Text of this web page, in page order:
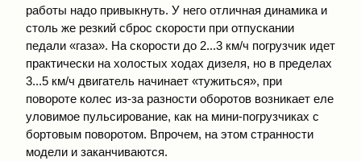
работы надо привыкнуть. У него отличная динамика и
столь же резкий сброс скорости при отпускании
педали «газа». На скорости до 2...3 км/ч погрузчик идет
практически на холостых ходах дизеля, но в пределах
3...5 км/ч двигатель начинает «тужиться», при
повороте колес из-за разности оборотов возникает еле
уловимое пульсирование, как на мини-погрузчиках с
бортовым поворотом. Впрочем, на этом странности
модели и заканчиваются.